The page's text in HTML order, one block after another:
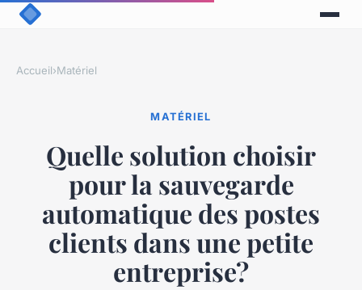
Accueil›Matériel
MATÉRIEL
Quelle solution choisir
pour la sauvegarde
automatique des postes
clients dans une petite
entreprise?